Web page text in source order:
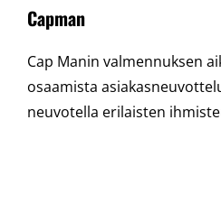
Capman
Cap Manin valmennuksen
osaamista
neuvotella erilaisten